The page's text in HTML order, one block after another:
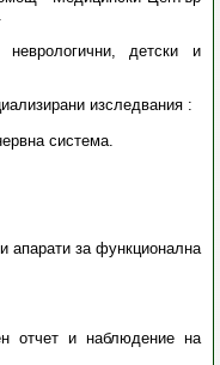
детски и
изследвания :
система.
апарати за функционална
отчет и наблюдение на